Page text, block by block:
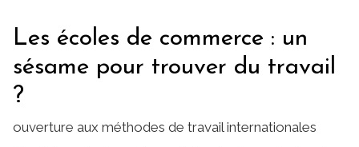
Les écoles de commerce : un
sésame pour trouver du travail
?
ouverture aux méthodes de travail internationales